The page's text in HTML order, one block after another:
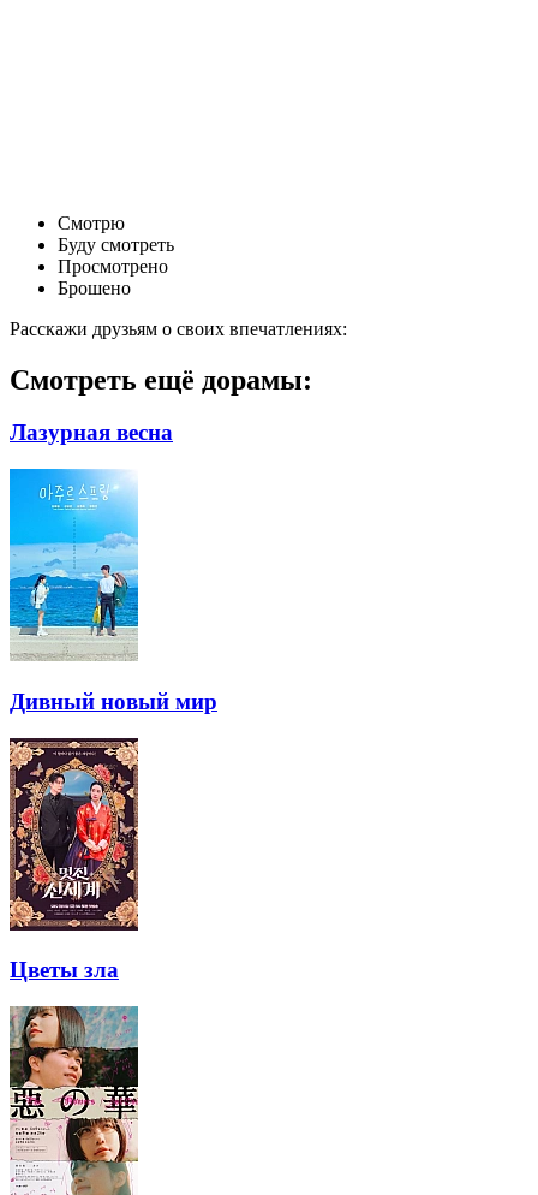
Смотрю
Буду смотреть
Просмотрено
Брошено
Расскажи друзьям о своих впечатлениях:
Смотреть ещё дорамы:
Лазурная весна
Дивный новый мир
Цветы зла